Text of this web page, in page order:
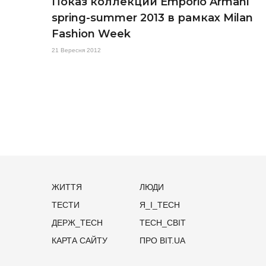
spring-summer 2013 в рамках Milan
Fashion Week
21 Вересня 2012
ЖИТТЯ
ЛЮДИ
ТЕСТИ
Я_І_TECH
ДЕРЖ_TECH
TECH_СВІТ
КАРТА САЙТУ
ПРО BIT.UA